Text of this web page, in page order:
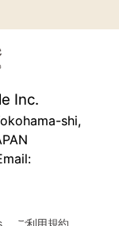
Inc.
shi,
ご利用規約